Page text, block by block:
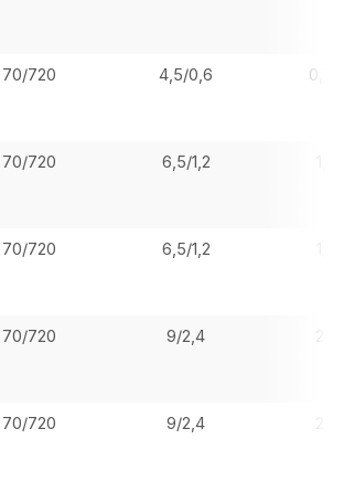
70/720 4,5/0,6
70/720 6,5/1,2
70/720 6,5/1,2
70/720 9/2,4
70/720 9/2,4